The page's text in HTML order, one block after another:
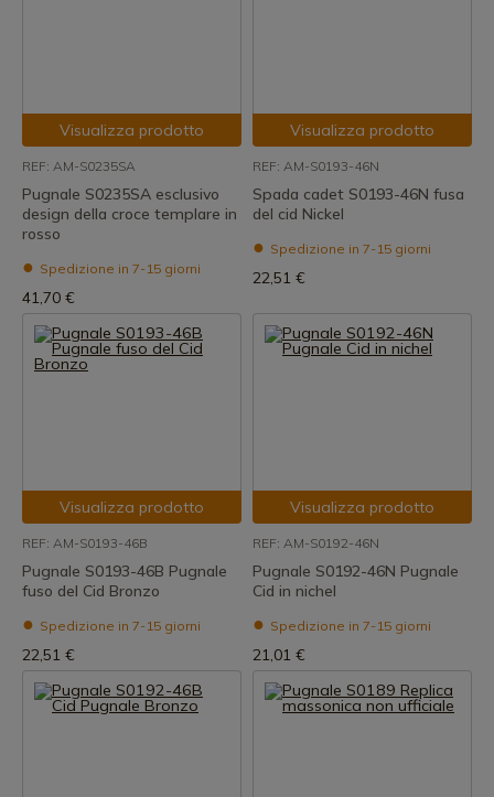
Visualizza prodotto
REF: AM-S0235SA
Pugnale S0235SA esclusivo
design della croce templare in
rosso
Spedizione in 7-15 giorni
41,70 €
Visualizza prodotto
REF: AM-S0193-46N
Spada cadet S0193-46N fusa
del cid Nickel
Spedizione in 7-15 giorni
22,51 €
Visualizza prodotto
REF: AM-S0193-46B
Pugnale S0193-46B Pugnale
fuso del Cid Bronzo
Spedizione in 7-15 giorni
22,51 €
Visualizza prodotto
REF: AM-S0192-46N
Pugnale S0192-46N Pugnale
Cid in nichel
Spedizione in 7-15 giorni
21,01 €